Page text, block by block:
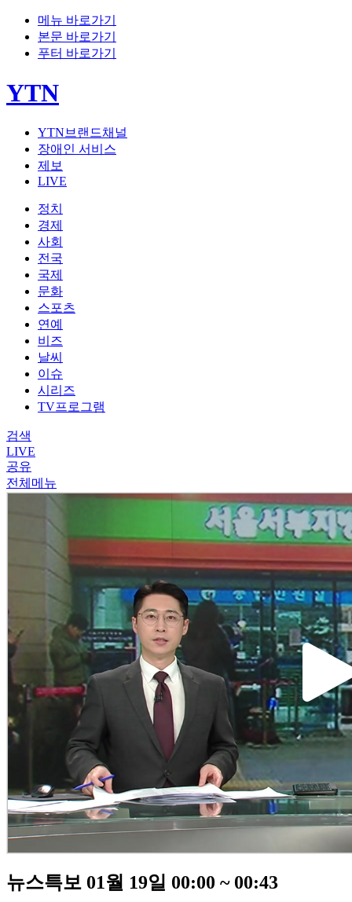
메뉴 바로가기
본문 바로가기
푸터 바로가기
YTN
YTN브랜드채널
장애인 서비스
제보
LIVE
정치
경제
사회
전국
국제
문화
스포츠
연예
비즈
날씨
이슈
시리즈
TV프로그램
검색
LIVE
공유
전체메뉴
뉴스특보 01월 19일 00:00 ~ 00:43